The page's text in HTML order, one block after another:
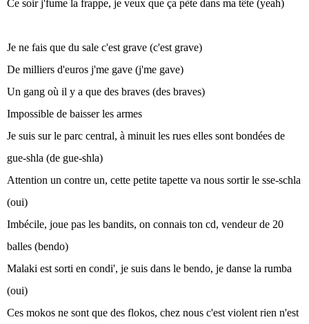
Ce soir j'fume la frappe, je veux que ça pète dans ma tête (yeah)
Je ne fais que du sale c'est grave (c'est grave)
De milliers d'euros j'me gave (j'me gave)
Un gang où il y a que des braves (des braves)
Impossible de baisser les armes
Je suis sur le parc central, à minuit les rues elles sont bondées de
gue-shla (de gue-shla)
Attention un contre un, cette petite tapette va nous sortir le sse-schla
(oui)
Imbécile, joue pas les bandits, on connais ton cd, vendeur de 20
balles (bendo)
Malaki est sorti en condi', je suis dans le bendo, je danse la rumba
(oui)
Ces mokos ne sont que des flokos, chez nous c'est violent rien n'est